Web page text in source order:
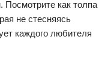
как толпа
не стесняясь
каждого любителя